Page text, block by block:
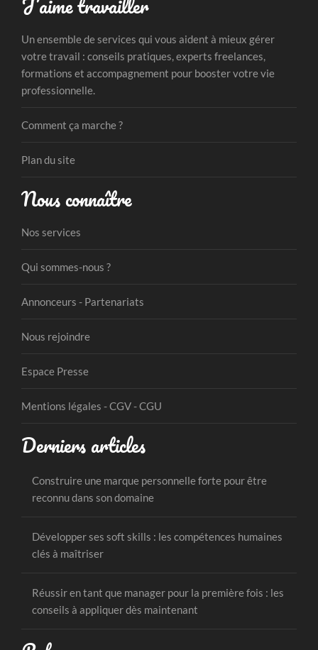
Un ensemble de services qui vous aident à mieux gérer
votre travail : conseils pratiques, experts freelances,
formations et accompagnement pour booster votre vie
professionnelle.
Comment ça marche ?
Plan du site
Nous connaître
Nos services
Qui sommes-nous ?
Annonceurs - Partenariats
Nous rejoindre
Espace Presse
Mentions légales - CGV - CGU
Derniers articles
Construire une marque personnelle forte pour être
reconnu dans son domaine
Développer ses soft skills : les compétences humaines
clés à maîtriser
Réussir en tant que manager pour la première fois : les
conseils à appliquer dès maintenant